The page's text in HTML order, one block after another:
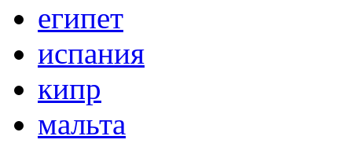
египет
испания
кипр
мальта